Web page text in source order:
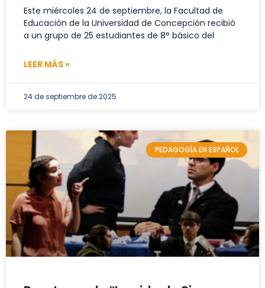
Este miércoles 24 de septiembre, la Facultad de
Educación de la Universidad de Concepción recibió
a un grupo de 25 estudiantes de 8° básico del
LEER MÁS »
24 de septiembre de 2025
PEDAGOGÍA EN ESPAÑOL